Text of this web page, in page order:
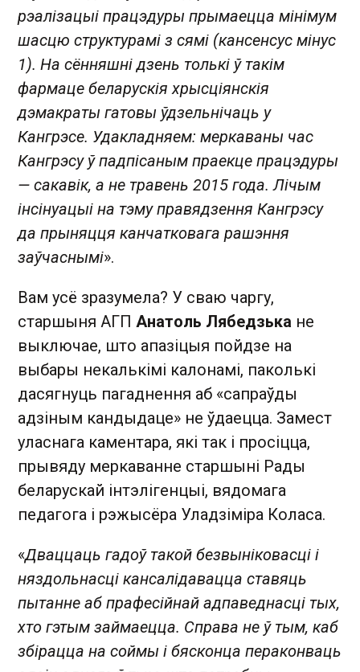
рэалізацыі працэдуры прымаецца мінімум
шасцю структурамі з сямі (кансенсус мінус
1). На сённяшні дзень толькі ў такім
фармаце беларускія хрысціянскія
дэмакраты гатовы ўдзельнічаць у
Кангрэсе. Удакладняем: меркаваны час
Кангрэсу ў падпісаным праекце працэдуры
— сакавік, а не травень 2015 года. Лічым
інсінуацыі на тэму правядзення Кангрэсу
да прыняцця канчатковага рашэння
заўчаснымі».
Вам усё зразумела? У сваю чаргу,
старшыня АГП Анатоль Лябедзька не
выключае, што апазіцыя пойдзе на
выбары некалькімі калонамі, паколькі
дасягнуць пагаднення аб «сапраўды
адзіным кандыдаце» не ўдаецца. Замест
уласнага каментара, які так і просіцца,
прывяду меркаванне старшыні Рады
беларускай інтэлігенцыі, вядомага
педагога і рэжысёра Уладзіміра Коласа.
«Дваццаць гадоў такой безвыніковасці і
няздольнасці кансалідавацца ставяць
пытанне аб прафесійнай адпаведнасці тых,
хто гэтым займаецца. Справа не ў тым, каб
збірацца на соймы і бясконца пераконваць